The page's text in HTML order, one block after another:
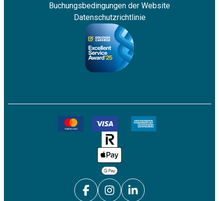
Buchungsbedingungen der Website
Datenschutzrichtlinie